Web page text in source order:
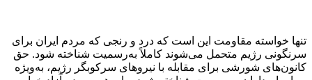
تنها خواسته مقاومت این است که درد و رنجی که مردم ایران برای
سرنگونی رژیم متحمل می‌شوند کاملاً به‌رسمیت شناخته شود. حق
کانون‌های شورشی برای مقابله با نیروهای سرکوبگر رژیم، به‌ویژه